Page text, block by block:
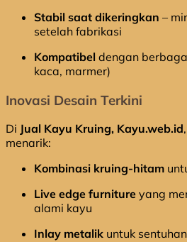
Stabil saat dikeringkan –
setelah fabrikasi
Kompatibel dengan
kaca, marmer)
Inovasi Desain Terkini
Di Jual Kayu Kruing, Kayu.web.id
menarik:
Kombinasi kruing-hitam
Live edge furniture yang
alami kayu
Inlay metalik untuk